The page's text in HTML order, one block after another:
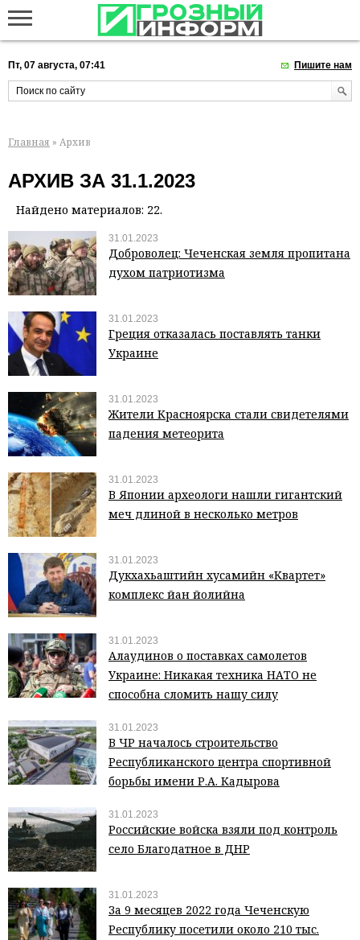
Пт, 07 августа, 07:41 Пишите нам
Главная » Архив
АРХИВ ЗА 31.1.2023
Найдено материалов: 22.
31.01.2023
Доброволец: Чеченская земля пропитана
духом патриотизма
31.01.2023
Греция отказалась поставлять танки
Украине
31.01.2023
Жители Красноярска стали свидетелями
падения метеорита
31.01.2023
В Японии археологи нашли гигантский
меч длиной в несколько метров
31.01.2023
Дукхахьаштийн хӀусамийн «Квартет»
комплекс йан йолийна
31.01.2023
Алаудинов о поставках самолетов
Украине: Никакая техника НАТО не
способна сломить нашу силу
31.01.2023
В ЧР началось строительство
Республиканского центра спортивной
борьбы имени Р.А. Кадырова
31.01.2023
Российские войска взяли под контроль
село Благодатное в ДНР
31.01.2023
За 9 месяцев 2022 года Чеченскую
Республику посетили около 210 тыс.